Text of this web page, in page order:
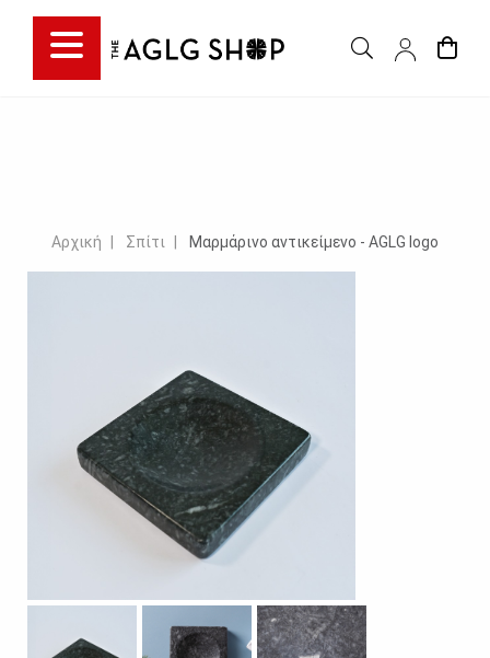
Αρχική Σπίτι Μαρμάρινο αντικείμενο - AGLG logo